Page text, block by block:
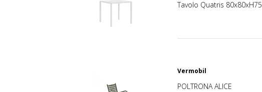
Tavolo Quatris
Vermobil
POLTRONA ALICE